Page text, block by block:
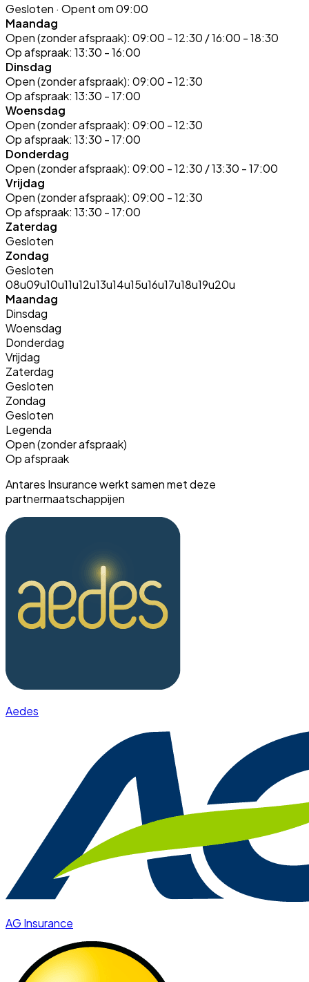
Gesloten · Opent om 09:00
Maandag
Open (zonder afspraak): 09:00 - 12:30 / 16:00 - 18:30
Op afspraak: 13:30 - 16:00
Dinsdag
Open (zonder afspraak): 09:00 - 12:30
Op afspraak: 13:30 - 17:00
Woensdag
Open (zonder afspraak): 09:00 - 12:30
Op afspraak: 13:30 - 17:00
Donderdag
Open (zonder afspraak): 09:00 - 12:30 / 13:30 - 17:00
Vrijdag
Open (zonder afspraak): 09:00 - 12:30
Op afspraak: 13:30 - 17:00
Zaterdag
Gesloten
Zondag
Gesloten
08u09u10u11u12u13u14u15u16u17u18u19u20u
Maandag
Dinsdag
Woensdag
Donderdag
Vrijdag
Zaterdag
Gesloten
Zondag
Gesloten
Legenda
Open (zonder afspraak)
Op afspraak
Antares Insurance werkt samen met deze
partnermaatschappijen
Aedes
AG Insurance